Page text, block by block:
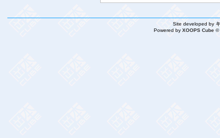
Site developed by
Powered by XOOPS Cube ©